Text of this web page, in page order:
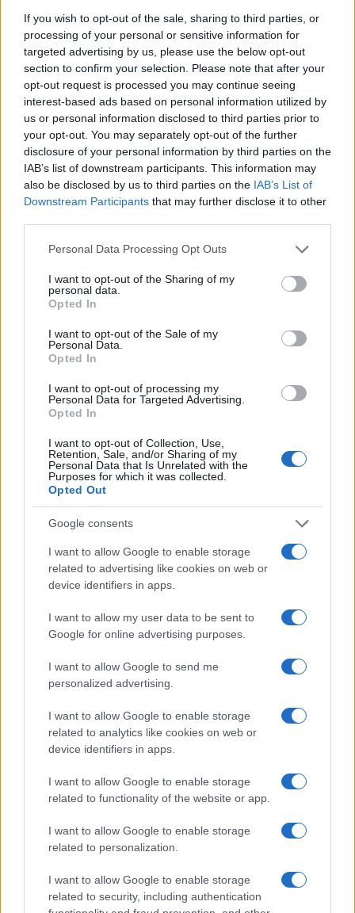
If you wish to opt-out of the sale, sharing to third parties, or
processing of your personal or sensitive information for
targeted advertising by us, please use the below opt-out
section to confirm your selection. Please note that after your
opt-out request is processed you may continue seeing
interest-based ads based on personal information utilized by
us or personal information disclosed to third parties prior to
your opt-out. You may separately opt-out of the further
disclosure of your personal information by third parties on the
IAB’s list of downstream participants. This information may
also be disclosed by us to third parties on the IAB’s List of
Downstream Participants that may further disclose it to other
Please note that this website/app uses one or more Google
not limited to your visit or usage behaviour. You may click to
grant or deny consent to Google and its third-party tags to
use your data for below specified purposes in below Google
consent section.
Personal Data Processing Opt Outs
I want to opt-out of the Sharing of my
personal data.
Opted In
I want to opt-out of the Sale of my
Personal Data.
Opted In
I want to opt-out of processing my
Personal Data for Targeted Advertising.
Opted In
I want to opt-out of Collection, Use,
Retention, Sale, and/or Sharing of my
Personal Data that Is Unrelated with the
Purposes for which it was collected.
Opted Out
Google consents
I want to allow Google to enable storage
related to advertising like cookies on web or
device identifiers in apps.
I want to allow my user data to be sent to
Google for online advertising purposes.
I want to allow Google to send me
personalized advertising.
I want to allow Google to enable storage
related to analytics like cookies on web or
device identifiers in apps.
I want to allow Google to enable storage
related to functionality of the website or app.
I want to allow Google to enable storage
related to personalization.
I want to allow Google to enable storage
related to security, including authentication
ESG NEWS
Il futuro del settore bancario e finanziario
nel 2025: tendenze e sfide
Analisi delle tendenze emergenti e delle sfide per il settore
bancario nel 2025
Redazione · 7 Feb 2025
ESG NEWS
La transizione sostenibile: un’opportunità di
Un incontro a Milano per discutere di strategie e modelli di
cooperazione